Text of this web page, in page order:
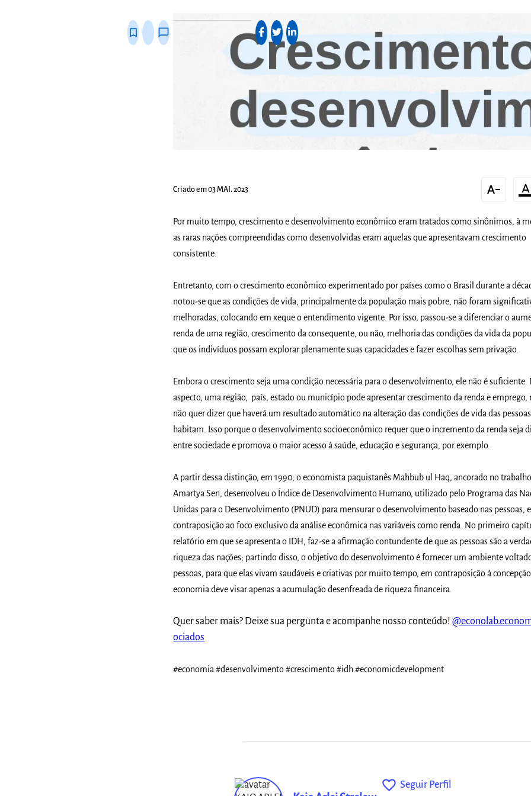
fixo
bookmark_border thumb_up_alt chat_bubble_outline
Criado em 03 MAI. 2023 text_decrease format_color_text
Por muito tempo, crescimento e desenvolvimento econômico eram tratados como sinônimos, à
as raras nações compreendidas como desenvolvidas eram aquelas que apresentavam crescimento
consistente.
Entretanto, com o crescimento econômico experimentado por países como o Brasil durante a
notou-se que as condições de vida, principalmente da população mais pobre, não foram
melhoradas, colocando em xeque o entendimento vigente. Por isso, passou-se a diferenciar o
renda de uma região, crescimento da consequente, ou não, melhoria das condições da vida da
que os indivíduos possam explorar plenamente suas capacidades e fazer escolhas sem privação.
Embora o crescimento seja uma condição necessária para o desenvolvimento, ele não é suficiente.
aspecto, uma região, país, estado ou município pode apresentar crescimento da renda e emprego,
não quer dizer que haverá um resultado automático na alteração das condições de vida das
habitam. Isso porque o desenvolvimento socioeconômico requer que o incremento da renda seja
entre sociedade e promova o maior acesso à saúde, educação e segurança, por exemplo.
A partir dessa distinção, em 1990, o economista paquistanês Mahbub ul Haq, ancorado no
Amartya Sen, desenvolveu o Índice de Desenvolvimento Humano, utilizado pelo Programa das
Unidas para o Desenvolvimento (PNUD) para mensurar o desenvolvimento baseado nas pessoas,
contraposição ao foco exclusivo da análise econômica nas variáveis como renda. No primeiro
relatório em que se apresenta o IDH, faz-se a afirmação contundente de que as pessoas são a
riqueza das nações; partindo disso, o objetivo do desenvolvimento é fornecer um ambiente
pessoas, para que elas vivam saudáveis e criativas por muito tempo, em contraposição à
economia deve visar apenas a acumulação desenfreada de riqueza financeira.
Quer saber mais? Deixe sua pergunta e acompanhe nosso conteúdo!
ociados
#economia #desenvolvimento #crescimento #idh #economicdevelopment
favorite_outline Seguir Perfil